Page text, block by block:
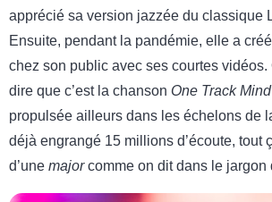
apprécié sa version jazzée du classique
Ensuite, pendant la pandémie, elle a
chez son public avec ses courtes vidéos.
dire que c’est la chanson One Track Mind
propulsée ailleurs dans les échelons de
déjà engrangé 15 millions d’écoute, tout
d’une majorcomme on dit dans le jargon